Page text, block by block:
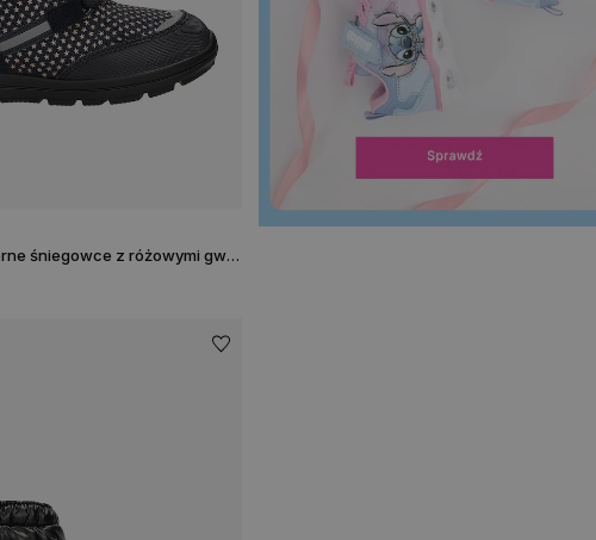
Czarne wodoodporne śniegowce z różowymi gwiazdkami BARTEK 85003-16